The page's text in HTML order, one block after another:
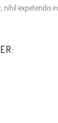
nihil expetendis in